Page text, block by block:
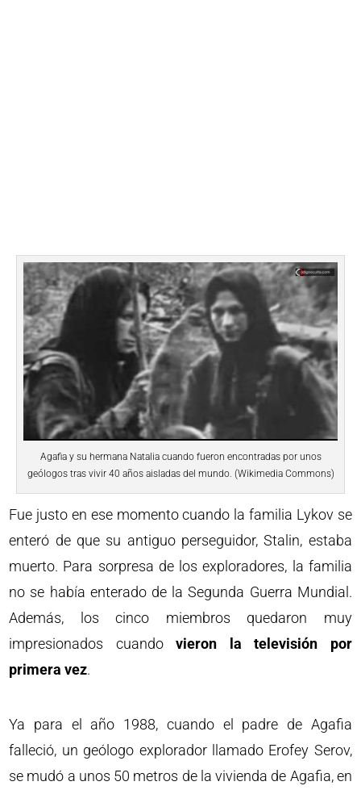
Agafia y su hermana Natalia cuando fueron encontradas por unos
geólogos tras vivir 40 años aisladas del mundo. (Wikimedia Commons)
Fue justo en ese momento cuando la familia Lykov se
enteró de que su antiguo perseguidor, Stalin, estaba
muerto. Para sorpresa de los exploradores, la familia
no se había enterado de la Segunda Guerra Mundial.
Además, los cinco miembros quedaron muy
impresionados cuandovieron la televisión por
primera vez.
Ya para el año 1988, cuando el padre de Agafia
falleció, un geólogo explorador llamado Erofey Serov,
se mudó a unos 50 metros de la vivienda de Agafia, en